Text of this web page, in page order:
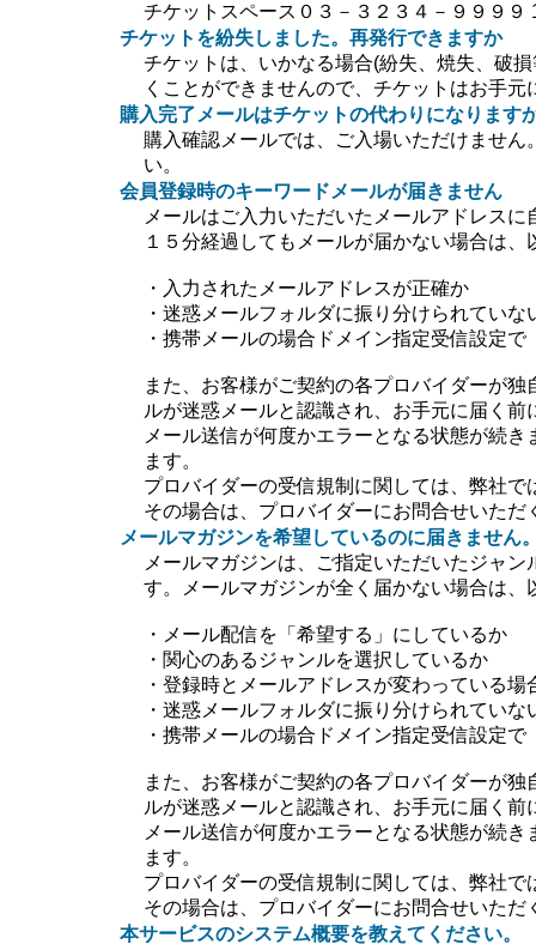
チケットスペース０３－３２３４－９９９９
チケットを紛失しました。再発行できますか
チケットは、いかなる場合(紛失、焼失、破
くことができませんので、チケットはお手
購入完了メールはチケットの代わりになります
購入確認メールでは、ご入場いただけませ
い。
会員登録時のキーワードメールが届きません
メールはご入力いただいたメールアドレス
１５分経過してもメールが届かない場合は
・入力されたメールアドレスが正確か
・迷惑メールフォルダに振り分けられていな
・携帯メールの場合ドメイン指定受信設定
また、お客様がご契約の各プロバイダーが
ルが迷惑メールと認識され、お手元に届く
メール送信が何度かエラーとなる状態が続
ます。
プロバイダーの受信規制に関しては、弊社で
その場合は、プロバイダーにお問合せいた
メールマガジンを希望しているのに届きません
メールマガジンは、ご指定いただいたジャ
す。メールマガジンが全く届かない場合は、
・メール配信を「希望する」にしているか
・関心のあるジャンルを選択しているか
・登録時とメールアドレスが変わっている
・迷惑メールフォルダに振り分けられていな
・携帯メールの場合ドメイン指定受信設定
また、お客様がご契約の各プロバイダーが
ルが迷惑メールと認識され、お手元に届く
メール送信が何度かエラーとなる状態が続
ます。
プロバイダーの受信規制に関しては、弊社で
その場合は、プロバイダーにお問合せいた
本サービスのシステム概要を教えてください。